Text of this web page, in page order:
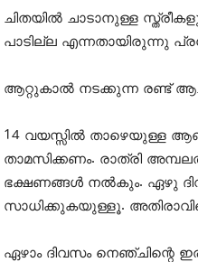
ചിതയിൽ ചാടാനുള്ള
പാടില്ല എന്നതായിരുന്നു
ആറ്റുകാൽ നടക്കുന്ന രണ്ട്
14 വയസ്സിൽ താഴെയുള്ള
താമസിക്കണം. രാത്രി
ഭക്ഷണങ്ങൾ നൽകും. ഏഴു
സാധിക്കുകയുള്ളൂ.
ഏഴാം ദിവസം നെഞ്ചിന്റെ